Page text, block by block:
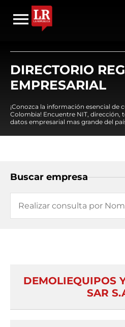
DIRECTORIO
EMPRESARIAL
¡Conozca la información esencial de
Colombia! Encuentre NIT, dirección,
datos empresarial mas grande del
Buscar empresa
DEMOLIEQUIPOS
SAR